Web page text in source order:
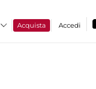
Acquista Accedi